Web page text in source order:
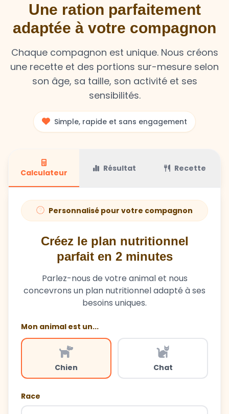
Une ration parfaitement
adaptée à votre compagnon
Chaque compagnon est unique. Nous créons
une recette et des portions sur-mesure selon
son âge, sa taille, son activité et ses
sensibilités.
Simple, rapide et sans engagement
Calculateur Résultat Recette
Personnalisé pour votre compagnon
Créez le plan nutritionnel
parfait en 2 minutes
Parlez-nous de votre animal et nous
concevrons un plan nutritionnel adapté à ses
besoins uniques.
Mon animal est un...
Chien Chat
Race